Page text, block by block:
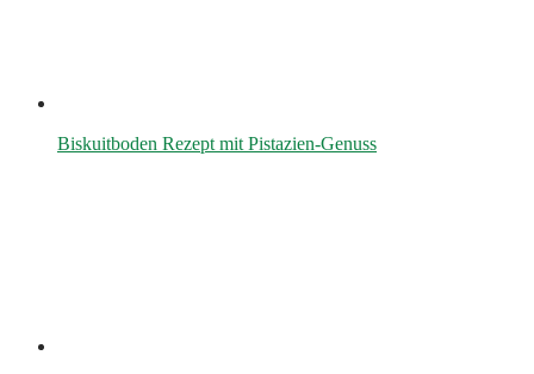
Biskuitboden Rezept mit Pistazien-Genuss